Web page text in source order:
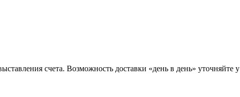
счета. Возможность доставки «день в день»